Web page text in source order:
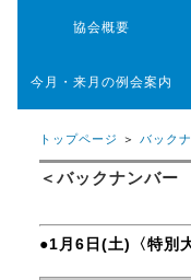
協会概要
今月・来月の例会案内
トップページ ＞ バック
＜バックナンバー
●1月6日(土)〈特別